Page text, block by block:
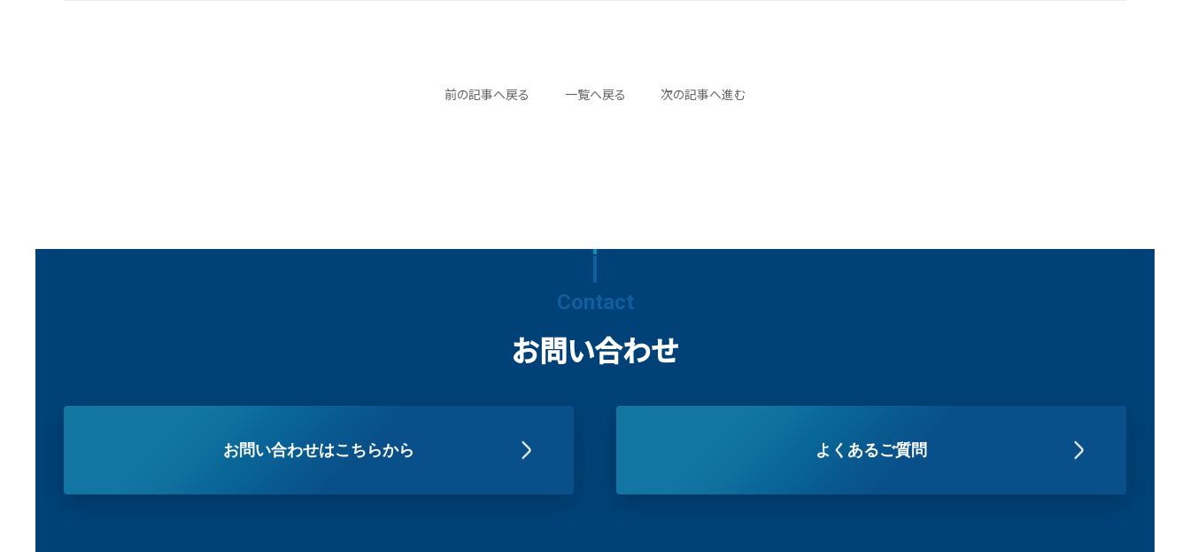
一覧へ戻る
前の記事へ戻る 次の記事へ進む
Contact
お問い合わせ
お問い合わせはこちらから よくあるご質問